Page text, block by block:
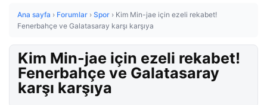
Ana sayfa › Forumlar › Spor › Kim Min-jae için ezeli rekabet!
Fenerbahçe ve Galatasaray karşı karşıya
Kim Min-jae için ezeli rekabet!
Fenerbahçe ve Galatasaray
karşı karşıya